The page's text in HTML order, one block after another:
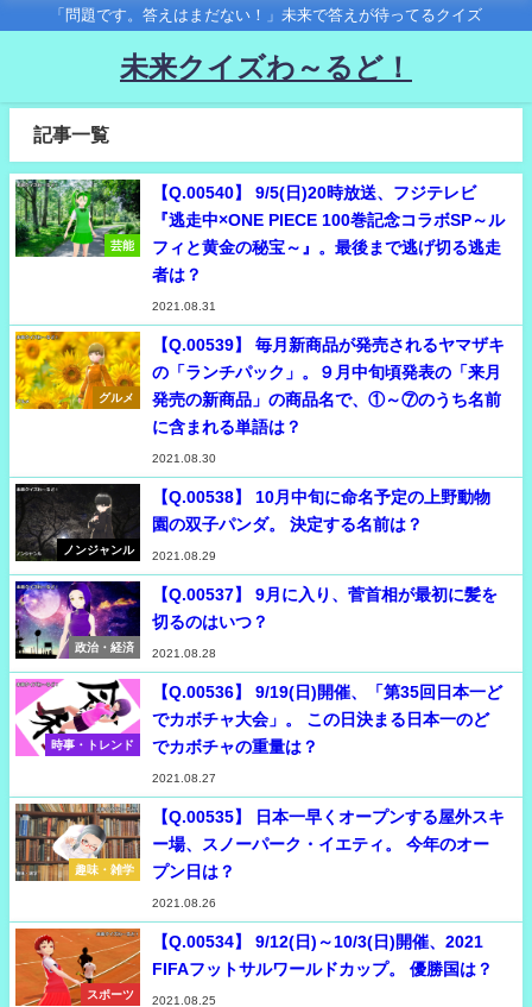
「問題です。答えはまだない！」未来で答えが待ってるクイズ
未来クイズわ～るど！
記事一覧
芸能
【Q.00540】 9/5(日)20時放送、フジテレビ
『逃走中×ONE PIECE 100巻記念コラボSP～ル
フィと黄金の秘宝～』。最後まで逃げ切る逃走
者は？
2021.08.31
グルメ
【Q.00539】 毎月新商品が発売されるヤマザキ
の「ランチパック」。９月中旬頃発表の「来月
発売の新商品」の商品名で、①～⑦のうち名前
に含まれる単語は？
2021.08.30
ノンジャンル
【Q.00538】 10月中旬に命名予定の上野動物
園の双子パンダ。 決定する名前は？
2021.08.29
政治・経済
【Q.00537】 9月に入り、菅首相が最初に髪を
切るのはいつ？
2021.08.28
時事・トレンド
【Q.00536】 9/19(日)開催、「第35回日本一ど
でカボチャ大会」。 この日決まる日本一のど
でカボチャの重量は？
2021.08.27
趣味・雑学
【Q.00535】 日本一早くオープンする屋外スキ
ー場、スノーパーク・イエティ。 今年のオー
プン日は？
2021.08.26
スポーツ
【Q.00534】 9/12(日)～10/3(日)開催、2021
FIFAフットサルワールドカップ。 優勝国は？
2021.08.25